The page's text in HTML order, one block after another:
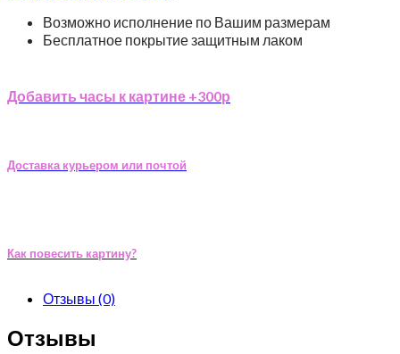
Возможно исполнение по Вашим размерам
Бесплатное покрытие защитным лаком
Добавить часы к картине +300р
Доставка курьером или почтой
Как повесить картину?
Отзывы (0)
Отзывы